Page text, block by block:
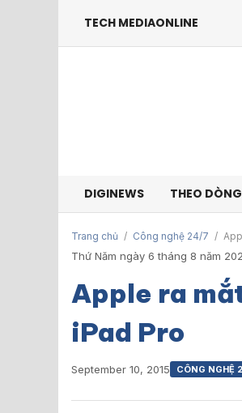
TECH MEDIAONLINE
DIGINEWS THEO
Trang chủ / Công nghệ 24/7 /
Thứ Năm ngày 6 tháng 8 năm
Apple ra
iPad Pro
September 10, 2015 CÔNG NGHỆ